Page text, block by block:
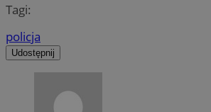
Tagi:
policja
Udostępnij